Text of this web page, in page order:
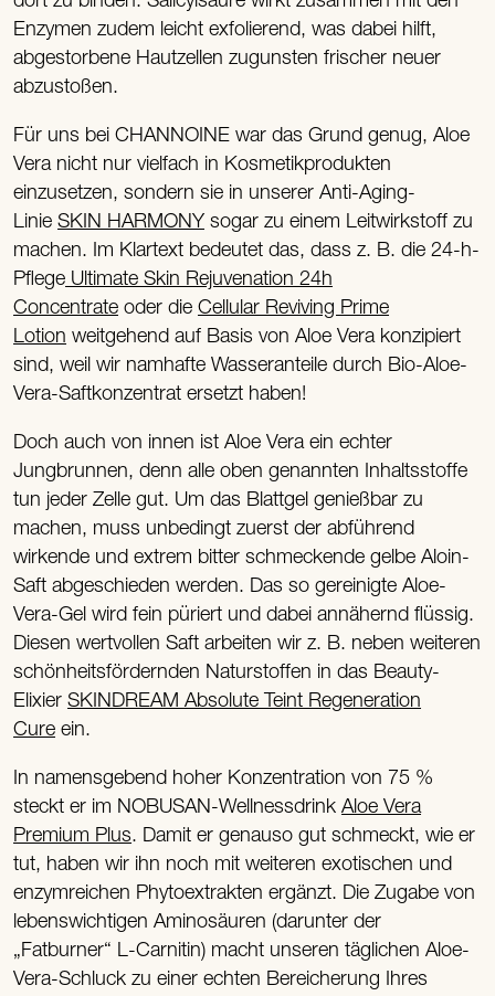
Enzymen zudem leicht exfolierend, was dabei hilft,
abgestorbene Hautzellen zugunsten frischer neuer
abzustoßen.
Für uns bei CHANNOINE war das Grund genug, Aloe
Vera nicht nur vielfach in Kosmetikprodukten
einzusetzen, sondern sie in unserer Anti-Aging-
LinieSKIN HARMONY sogar zu einem Leitwirkstoff zu
machen. Im Klartext bedeutet das, dass z. B. die 24-h-
Pflege Ultimate Skin Rejuvenation 24h
Concentrate oder dieCellular Reviving Prime
Lotion weitgehend auf Basis von Aloe Vera konzipiert
sind, weil wir namhafte Wasseranteile durch Bio-Aloe-
Vera-Saftkonzentrat ersetzt haben!
Doch auch von innen ist Aloe Vera ein echter
Jungbrunnen, denn alle oben genannten Inhaltsstoffe
tun jeder Zelle gut. Um das Blattgel genießbar zu
machen, muss unbedingt zuerst der abführend
wirkende und extrem bitter schmeckende gelbe Aloin-
Saft abgeschieden werden. Das so gereinigte Aloe-
Vera-Gel wird fein püriert und dabei annähernd flüssig.
Diesen wertvollen Saft arbeiten wir z. B. neben weiteren
schönheitsfördernden Naturstoffen in das Beauty-
ElixierSKINDREAM Absolute Teint Regeneration
Cure ein.
In namensgebend hoher Konzentration von 75 %
steckt er im NOBUSAN-WellnessdrinkAloe Vera
Premium Plus. Damit er genauso gut schmeckt, wie er
tut, haben wir ihn noch mit weiteren exotischen und
enzymreichen Phytoextrakten ergänzt. Die Zugabe von
lebenswichtigen Aminosäuren (darunter der
„Fatburner“ L-Carnitin) macht unseren täglichen Aloe-
Vera-Schluck zu einer echten Bereicherung Ihres